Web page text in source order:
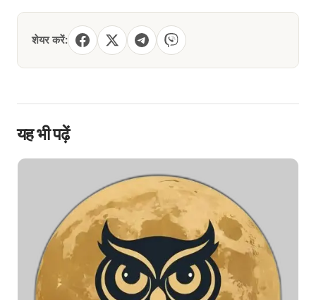
शेयर करें:
यह भी पढ़ें